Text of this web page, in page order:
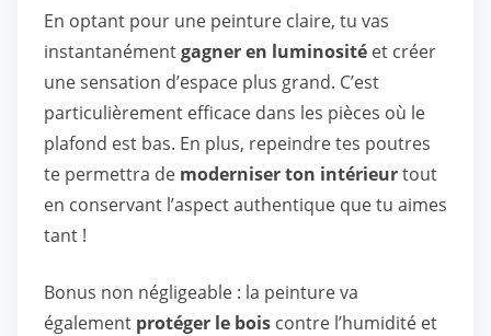
En optant pour une peinture claire, tu vas
instantanémentgagner en luminosité et créer
une sensation d’espace plus grand. C’est
particulièrement efficace dans les pièces où le
plafond est bas. En plus, repeindre tes poutres
te permettra de moderniser ton intérieurtout
en conservant l’aspect authentique que tu aimes
tant !
Bonus non négligeable : la peinture va
également protéger le bois contre l’humidité et